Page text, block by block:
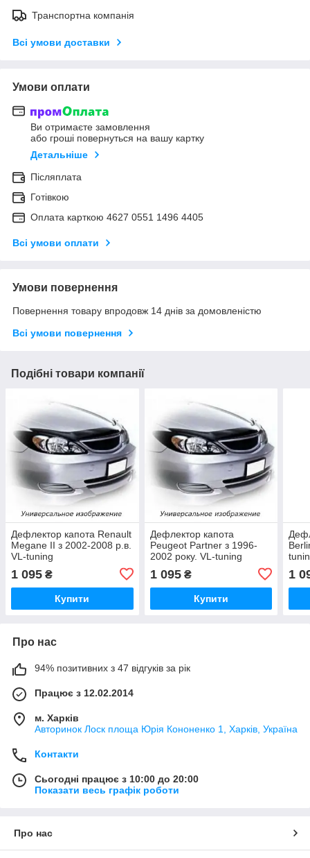
Транспортна компанія
Всі умови доставки
Умови оплати
Ви отримаєте замовлення
або гроші повернуться на вашу картку
Детальніше
Післяплата
Готівкою
Оплата карткою 4627 0551 1496 4405
Всі умови оплати
Умови повернення
Повернення товару впродовж 14 днів за домовленістю
Всі умови повернення
Подібні товари компанії
Дефлектор капота Renault
Megane II з 2002-2008 р.в.
VL-tuning
1 095 ₴
Купити
Дефлектор капота
Peugeot Partner з 1996-
2002 року. VL-tuning
1 095₴
Купити
1
Про нас
94% позитивних з 47 відгуків за рік
Працює з 12.02.2014
м. Харків
Авторинок Лоск площа Юрія Кононенко 1, Харків, Україна
Контакти
Сьогодні працює з 10:00 до 20:00
Показати весь графік роботи
Про нас